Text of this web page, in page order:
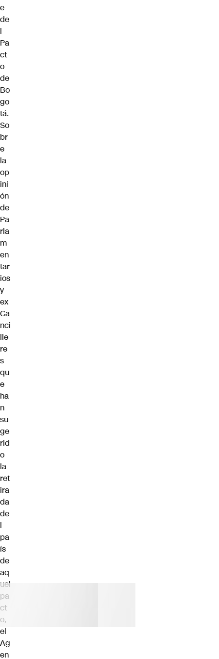
e
de
l
Pa
ct
o
de
Bo
go
tá.
So
br
e
la
op
ini
ón
de
Pa
rla
m
en
tar
ios
y
ex
Ca
nci
lle
re
s
qu
e
ha
n
su
ge
rid
o
la
ret
ira
da
de
l
pa
ís
de
aq
uel
pa
ct
o,
el
Ag
en